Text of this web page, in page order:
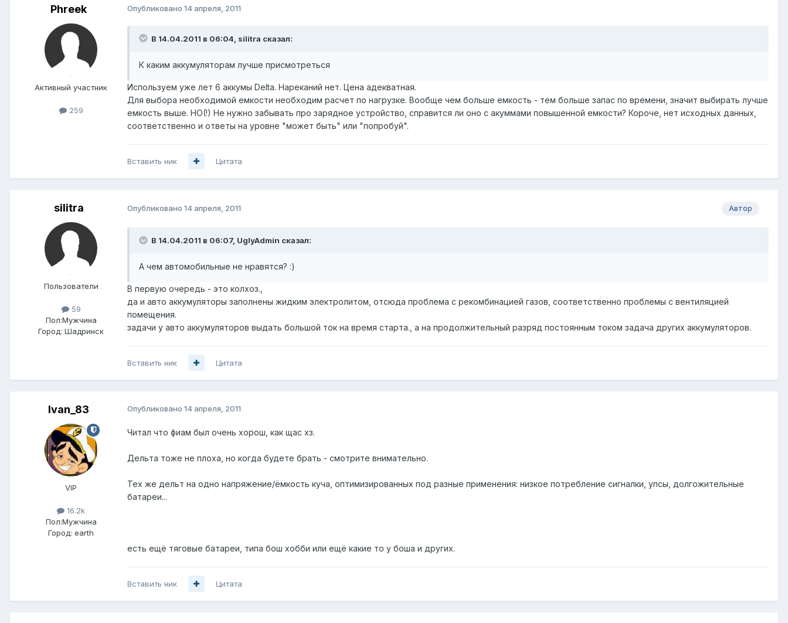
Phreek
Активный участник
259
Опубликовано 14 апреля, 2011
В 14.04.2011 в 06:04, silitra сказал:
К каким аккумуляторам лучше присмотреться
Используем уже лет 6 аккумы Delta. Нареканий нет. Цена адекватная.
Для выбора необходимой емкости необходим расчет по нагрузке. Вообще чем больше емкость - тем больше запас по времени, значит выбирать лучше
емкость выше. НО(!) Не нужно забывать про зарядное устройство, справится ли оно с акуммами повышенной емкости? Короче, нет исходных данных,
соответственно и ответы на уровне "может быть" или "попробуй".
Вставить ник Цитата
silitra
Пользователи
59
Пол:Мужчина
Город: Шадринск
Автор
Опубликовано 14 апреля, 2011
В 14.04.2011 в 06:07, UglyAdmin сказал:
А чем автомобильные не нравятся? :)
В первую очередь - это колхоз.,
да и авто аккумуляторы заполнены жидким электролитом, отсюда проблема с рекомбинацией газов, соответственно проблемы с вентиляцией
помещения.
задачи у авто аккумуляторов выдать большой ток на время старта., а на продолжительный разряд постоянным током задача других аккумуляторов.
Вставить ник Цитата
Ivan_83
VIP
16.2k
Пол:Мужчина
Город: earth
Опубликовано 14 апреля, 2011
Читал что фиам был очень хорош, как щас хз.
Дельта тоже не плоха, но когда будете брать - смотрите внимательно.
Тех же дельт на одно напряжение/ёмкость куча, оптимизированных под разные применения: низкое потребление сигналки, упсы, долгожительные
батареи...
есть ещё тяговые батареи, типа бош хобби или ещё какие то у боша и других.
Вставить ник Цитата